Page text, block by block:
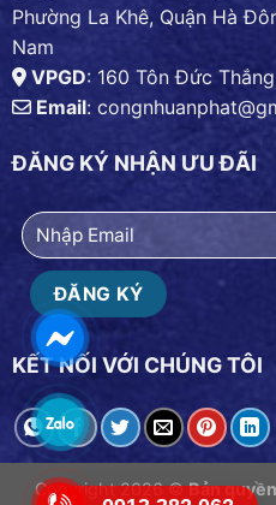
Phường La Khê, Quận Hà
Nam
VPGD: 160 Tôn Đức
Email:
ĐĂNG KÝ NHẬN ƯU ĐÃI
KẾT NỐI VỚI CHÚNG TÔI
Copyright 2026 ©Bản